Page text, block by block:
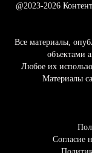
@2023-2026
Все материалы,
объектами
Любое их
Материалы
Согласие